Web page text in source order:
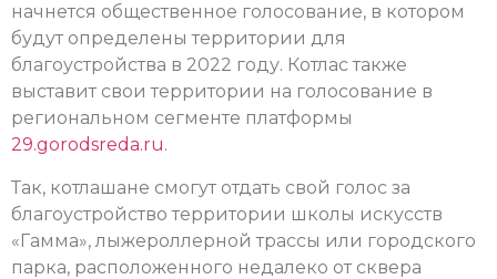
начнется общественное голосование, в котором
будут определены территории для
благоустройства в 2022 году. Котлас также
выставит свои территории на голосование в
региональном сегменте платформы
29.gorodsreda.ru.
Так, котлашане смогут отдать свой голос за
благоустройство территории школы искусств
«Гамма», лыжероллерной трассы или городского
парка, расположенного недалеко от сквера